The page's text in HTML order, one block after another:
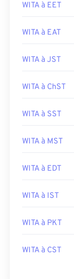
WITA à EET
WITA à EAT
WITA à JST
WITA à ChST
WITA à SST
WITA à MST
WITA à EDT
WITA à IST
WITA à PKT
WITA à CST